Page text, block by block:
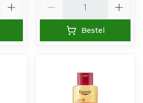
Bestel